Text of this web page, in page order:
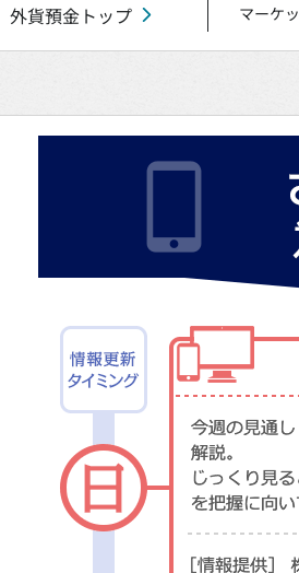
外貨預金トップ マーケ